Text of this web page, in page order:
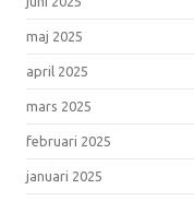
maj 2025
april 2025
mars 2025
februari 2025
januari 2025